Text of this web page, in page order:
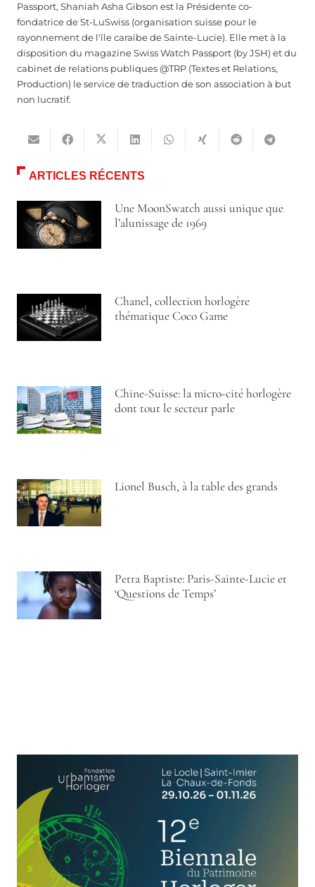
Passport, Shaniah Asha Gibson est la Présidente co-
fondatrice de St-LuSwiss (organisation suisse pour le
rayonnement de l'île caraïbe de Sainte-Lucie). Elle met à la
disposition du magazine Swiss Watch Passport (by JSH) et du
cabinet de relations publiques @TRP (Textes et Relations,
Production) le service de traduction de son association à but
non lucratif.
ARTICLES RÉCENTS
Une MoonSwatch aussi unique que
l’alunissage de 1969
Chanel, collection horlogère
thématique Coco Game
Chine-Suisse: la micro-cité horlogère
dont tout le secteur parle
Lionel Busch, à la table des grands
Petra Baptiste: Paris-Sainte-Lucie et
‘Questions de Temps’